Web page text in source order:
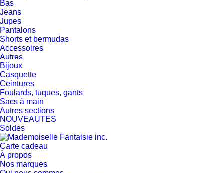
Bas
Jeans
Jupes
Pantalons
Shorts et bermudas
Accessoires
Autres
Bijoux
Casquette
Ceintures
Foulards, tuques, gants
Sacs à main
Autres sections
NOUVEAUTÉS
Soldes
Carte cadeau
À propos
Nos marques